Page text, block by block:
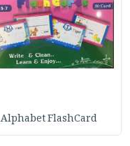
Alphabet FlashCard